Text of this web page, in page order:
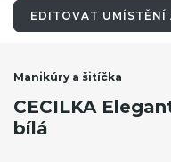
EDITOVAT UMÍSTĚNÍ
Manikúry a šitíčka
CECILKA
bílá